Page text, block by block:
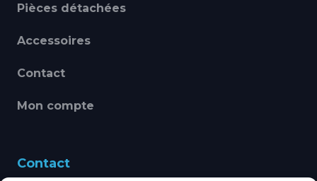
Pièces détachées
Accessoires
Contact
Mon compte
Contact